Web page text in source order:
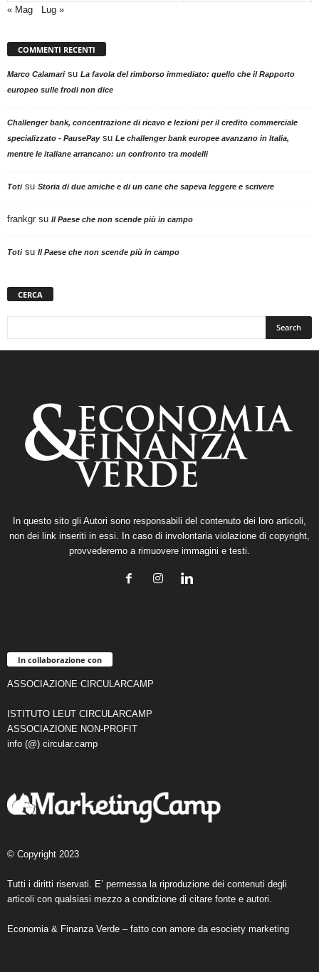
« Mag
Lug »
COMMENTI RECENTI
Marco Calamarisu La favola del rimborso immediato: quello che il Rapporto
europeo sulle frodi non dice
Challenger bank, concentrazione di ricavo e lezioni per il credito commerciale
specializzato - PausePaysu Le challenger bank europee avanzano in Italia,
mentre le italiane arrancano: un confronto tra modelli
Totisu Storia di due amiche e di un cane che sapeva leggere e scrivere
frankgr su Il Paese che non scende più in campo
Totisu Il Paese che non scende più in campo
CERCA
In questo sito gli Autori sono responsabili del contenuto dei loro articoli,
non dei link inseriti in essi. In caso di involontaria violazione di copyright,
provvederemo a rimuovere immagini e testi.
In collaborazione con
ASSOCIAZIONE CIRCULARCAMP
ISTITUTO LEUT CIRCULARCAMP
ASSOCIAZIONE NON-PROFIT
info (@) circular.camp
© Copyright 2023
Tutti i diritti riservati. E’ permessa la riproduzione dei contenuti degli
articoli con qualsiasi mezzo a condizione di citare fonte e autori.
Economia & Finanza Verde – fatto con amore da esociety marketing